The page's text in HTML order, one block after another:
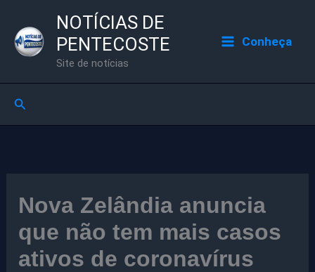
para
NOTÍCIAS DE
PENTECOSTE
Site de notícias
Conheça
Pesquisar
Nova Zelândia anuncia
que não tem mais casos
ativos de coronavírus